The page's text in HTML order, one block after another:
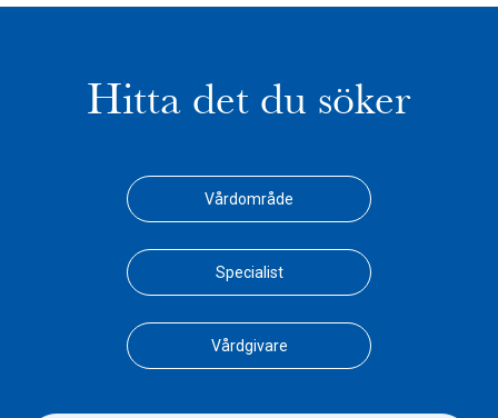
Hitta det du söker
Vårdområde
Specialist
Vårdgivare